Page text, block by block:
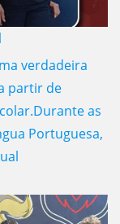
verdadeira
partir de
as
Portuguesa,